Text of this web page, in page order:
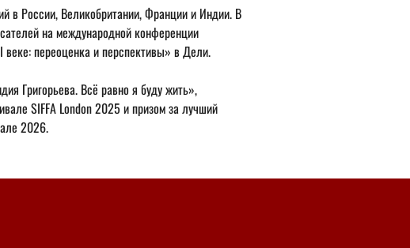
в России, Великобритании, Франции и Индии. В
на международной конференции
веке: переоценка и перспективы» в Дели.
Григорьева. Всё равно я буду жить»,
SIFFA London 2025 и призом за лучший
2026.